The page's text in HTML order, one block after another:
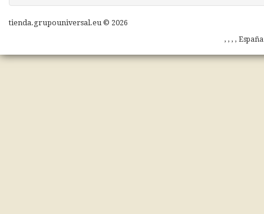
tienda.grupouniversal.eu © 2026
, , , ,